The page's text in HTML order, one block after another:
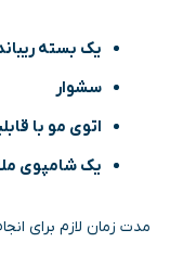
یک بسته
سشوار
اتوی مو با
یک شامپوی
مدت زمان لازم برای